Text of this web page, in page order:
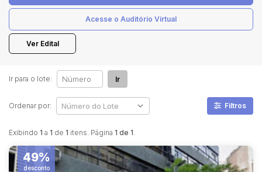
Acesse o Auditório Virtual
Ver Edital
Exibindo 1 a 1 de 1 itens. Página 1 de 1.
Ir para o lote: Ir
Ordenar por: Filtros
49%
desconto